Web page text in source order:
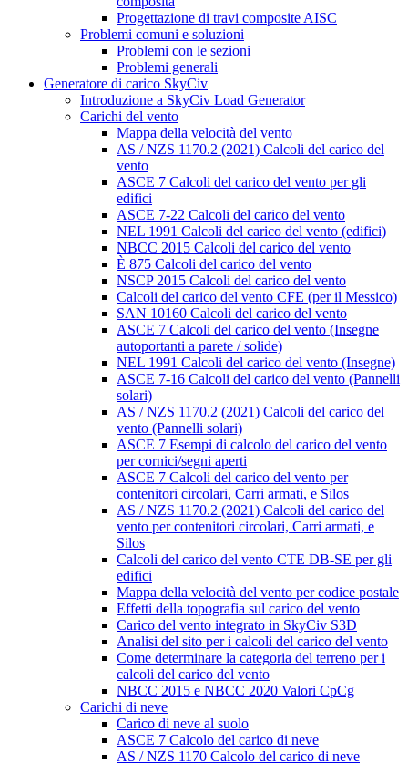
Progettazione di travi composite AISC
Problemi comuni e soluzioni
Problemi con le sezioni
Problemi generali
Generatore di carico SkyCiv
Introduzione a SkyCiv Load Generator
Carichi del vento
Mappa della velocità del vento
AS / NZS 1170.2 (2021) Calcoli del carico del
vento
ASCE 7 Calcoli del carico del vento per gli
edifici
ASCE 7-22 Calcoli del carico del vento
NEL 1991 Calcoli del carico del vento (edifici)
NBCC 2015 Calcoli del carico del vento
È 875 Calcoli del carico del vento
NSCP 2015 Calcoli del carico del vento
Calcoli del carico del vento CFE (per il Messico)
SAN 10160 Calcoli del carico del vento
ASCE 7 Calcoli del carico del vento (Insegne
autoportanti a parete / solide)
NEL 1991 Calcoli del carico del vento (Insegne)
ASCE 7-16 Calcoli del carico del vento (Pannelli
solari)
AS / NZS 1170.2 (2021) Calcoli del carico del
vento (Pannelli solari)
ASCE 7 Esempi di calcolo del carico del vento
per cornici/segni aperti
ASCE 7 Calcoli del carico del vento per
contenitori circolari, Carri armati, e Silos
AS / NZS 1170.2 (2021) Calcoli del carico del
vento per contenitori circolari, Carri armati, e
Silos
Calcoli del carico del vento CTE DB-SE per gli
edifici
Mappa della velocità del vento per codice postale
Effetti della topografia sul carico del vento
Carico del vento integrato in SkyCiv S3D
Analisi del sito per i calcoli del carico del vento
Come determinare la categoria del terreno per i
calcoli del carico del vento
NBCC 2015 e NBCC 2020 Valori CpCg
Carichi di neve
Carico di neve al suolo
ASCE 7 Calcolo del carico di neve
AS / NZS 1170 Calcolo del carico di neve